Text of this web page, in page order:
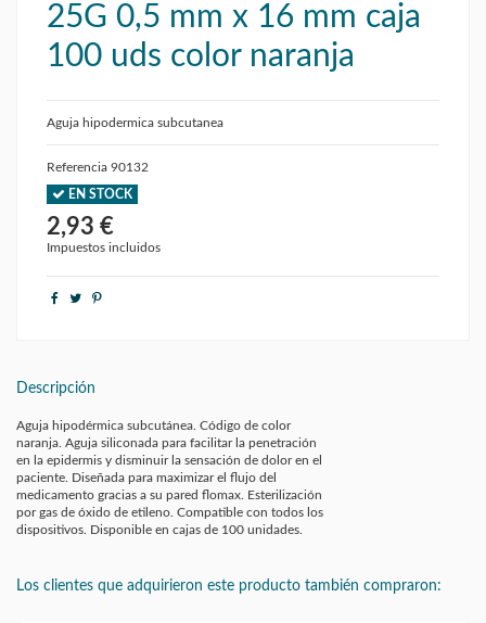
25G 0,5 mm x 16 mm caja
100 uds color naranja
Aguja hipodermica subcutanea
Referencia 90132
EN STOCK
2,93 €
Impuestos incluidos
Descripción
Aguja hipodérmica subcutánea. Código de color
naranja. Aguja siliconada para facilitar la penetración
en la epidermis y disminuir la sensación de dolor en el
paciente. Diseñada para maximizar el flujo del
medicamento gracias a su pared flomax. Esterilización
por gas de óxido de etileno. Compatible con todos los
dispositivos. Disponible en cajas de 100 unidades.
Los clientes que adquirieron este producto también compraron: